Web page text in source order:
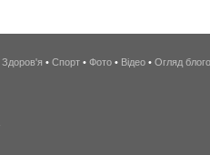
Здоров'я • Спорт • Фото • Відео • Огляд